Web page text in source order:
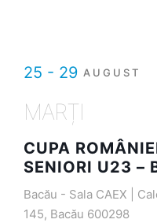
25 - 29 AUGUST
MARȚI
CUPA
SENIORI U23 –
Bacău - Sala CAEX |
145, Bacău 600298